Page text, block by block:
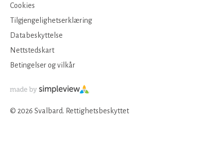
Cookies
Tilgjengelighetserklæring
Databeskyttelse
Nettstedskart
Betingelser og vilkår
© 2026 Svalbard. Rettighetsbeskyttet